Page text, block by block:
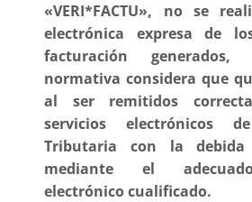
«VERI*FACTU», no se
electrónica expresa de
facturación
normativa considera que
al ser remitidos
servicios electrónicos
Tributaria con la debida
mediante el
electrónico cualificado.